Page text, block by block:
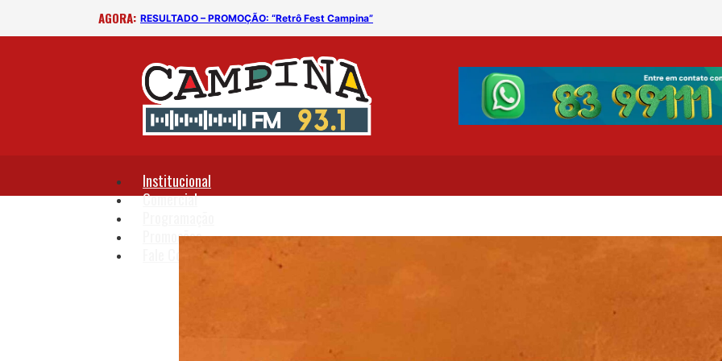
AGORA: RESULTADO – PROMOÇÃO: “Retrô Fest Campina” Procon Municipal divulga
Institucional
Comercial
Promoções
Fale Conosco